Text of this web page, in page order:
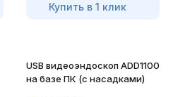
Купить в 1 клик
USB видеоэндоскоп ADD1100
на базе ПК (с насадками)